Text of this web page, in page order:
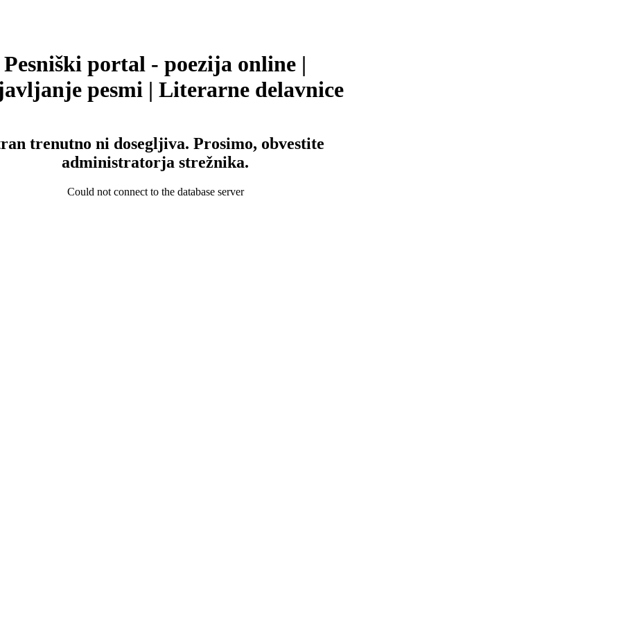
Pesniški portal - poezija online |
pesmi | Literarne delavnice
trenutno ni dosegljiva. Prosimo, obvestite
administratorja strežnika.
Could not connect to the database server